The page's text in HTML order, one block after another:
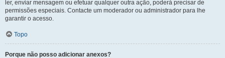
ler, enviar mensagem ou efetuar qualquer outra ação, poderá precisar de
permissões especiais. Contacte um moderador ou administrador para lhe
garantir o acesso.
Topo
Porque não posso adicionar anexos?